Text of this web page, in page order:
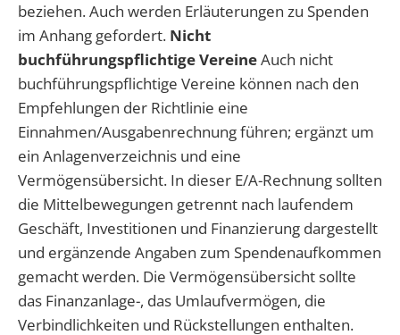
beziehen. Auch werden Erläuterungen zu Spenden
im Anhang gefordert. Nicht
buchführungspflichtige VereineAuch nicht
buchführungspflichtige Vereine können nach den
Empfehlungen der Richtlinie eine
Einnahmen/Ausgabenrechnung führen; ergänzt um
ein Anlagenverzeichnis und eine
Vermögensübersicht. In dieser E/A-Rechnung sollten
die Mittelbewegungen getrennt nach laufendem
Geschäft, Investitionen und Finanzierung dargestellt
und ergänzende Angaben zum Spendenaufkommen
gemacht werden. Die Vermögensübersicht sollte
das Finanzanlage-, das Umlaufvermögen, die
Verbindlichkeiten und Rückstellungen enthalten.